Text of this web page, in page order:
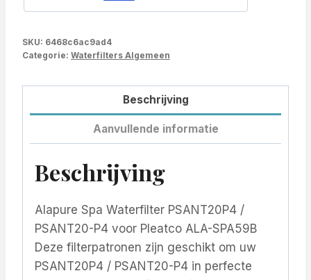
SKU: 6468c6ac9ad4
Categorie: Waterfilters Algemeen
Beschrijving
Aanvullende informatie
Beschrijving
Alapure Spa Waterfilter PSANT20P4 /
PSANT20-P4 voor Pleatco ALA-SPA59B
Deze filterpatronen zijn geschikt om uw
PSANT20P4 / PSANT20-P4 in perfecte